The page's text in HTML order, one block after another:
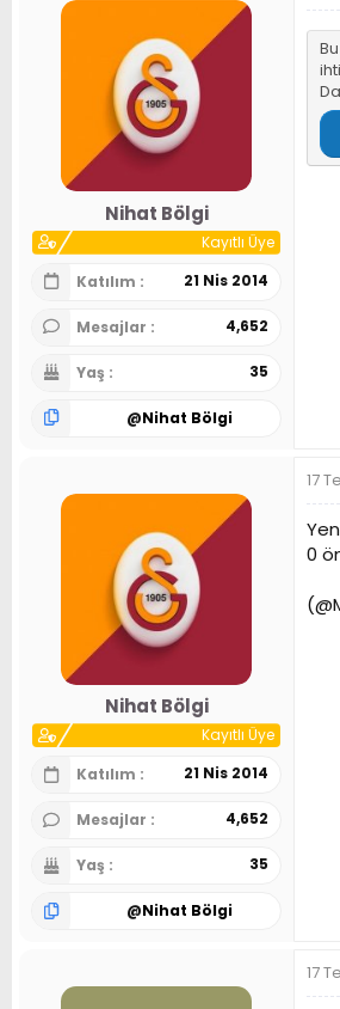
Nihat Bölgi
Kayıtlı Üye
Katılım
21 Nis 2014
Mesajlar 4,652
Yaş 35
@Nihat Bölgi
Nihat Bölgi
Kayıtlı Üye
Katılım
21 Nis 2014
Mesajlar 4,652
Yaş 35
@Nihat Bölgi
17
0
17